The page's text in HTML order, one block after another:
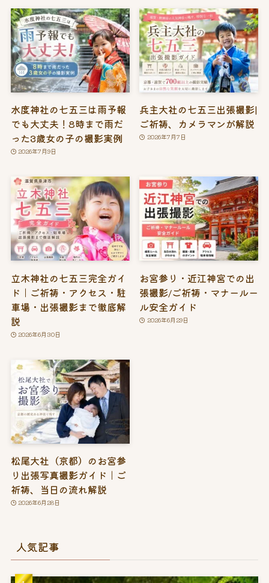
水度神社の七五三は雨予報
でも大丈夫！8時まで雨だ
った3歳女の子の撮影実例
2026年7月9日
兵主大社の七五三出張撮影|
ご祈祷、カメラマンが解説
2026年7月7日
立木神社の七五三完全ガイ
ド｜ご祈祷・アクセス・駐
車場・出張撮影まで徹底解
説
2026年6月30日
お宮参り・近江神宮での出
張撮影/ご祈祷・マナールー
ル安全ガイド
2026年6月29日
松尾大社（京都）のお宮参
り出張写真撮影ガイド｜ご
祈祷、当日の流れ解説
2026年6月28日
人気記事